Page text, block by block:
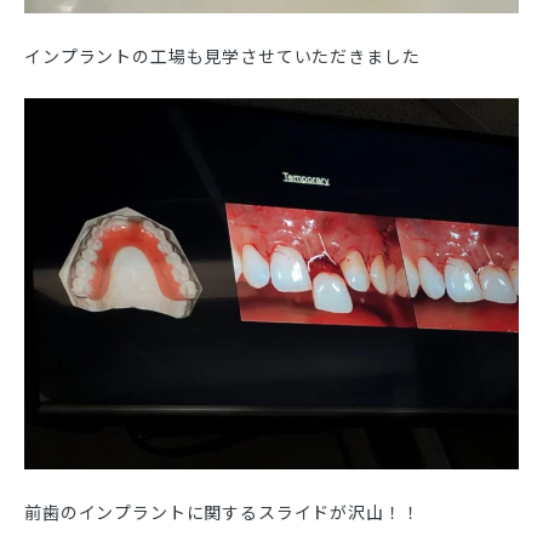
インプラントの工場も見学させていただきました
前歯のインプラントに関するスライドが沢山！！